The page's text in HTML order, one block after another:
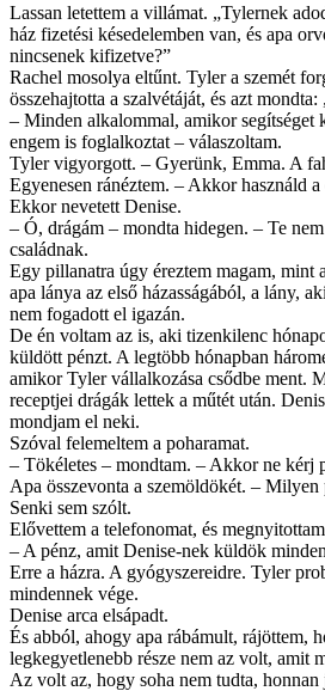
Lassan letettem a villámat. „Tylernek
ház fizetési késedelemben van, és apa
nincsenek kifizetve?”
Rachel mosolya eltűnt. Tyler a szemét
összehajtotta a szalvétáját, és azt
– Minden alkalommal, amikor segítséget
engem is foglalkoztat – válaszoltam.
Tyler vigyorgott. – Gyerünk, Emma. A
Egyenesen ránéztem. – Akkor használd a
Ekkor nevetett Denise.
– Ó, drágám – mondta hidegen. – Te
családnak.
Egy pillanatra úgy éreztem magam, mint
apa lánya az első házasságából, a lány,
nem fogadott el igazán.
De én voltam az is, aki tizenkilenc
küldött pénzt. A legtöbb hónapban
amikor Tyler vállalkozása csődbe ment.
receptjei drágák lettek a műtét után.
mondjam el neki.
Szóval felemeltem a poharamat.
– Tökéletes – mondtam. – Akkor ne kérj
Apa összevonta a szemöldökét. – Milyen
Senki sem szólt.
Elővettem a telefonomat, és
– A pénz, amit Denise-nek küldök
Erre a házra. A gyógyszereidre. Tyler
mindennek vége.
Denise arca elsápadt.
És abból, ahogy apa rábámult, rájöttem,
legkegyetlenebb része nem az volt, amit
Az volt az, hogy soha nem tudta,